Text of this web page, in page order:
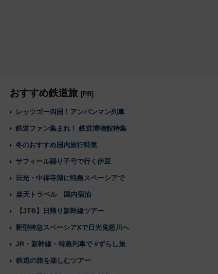
おすすめ鉄道旅 [PR]
レッツゴー四国！アンパンマン列車
鉄道ファン集まれ！ 鉄道博物館特集
冬のおすすめ国内旅行特集
サフィール踊り子号で行く伊豆
日光・中禅寺湖に特急スペーシアで
楽天トラベル 国内宿泊
【JTB】日帰り新幹線ツアー
新型特急スペーシアXで日光鬼怒川へ
JR・新幹線・特急列車で #ずらし旅
鉄道の旅を楽しむツアー